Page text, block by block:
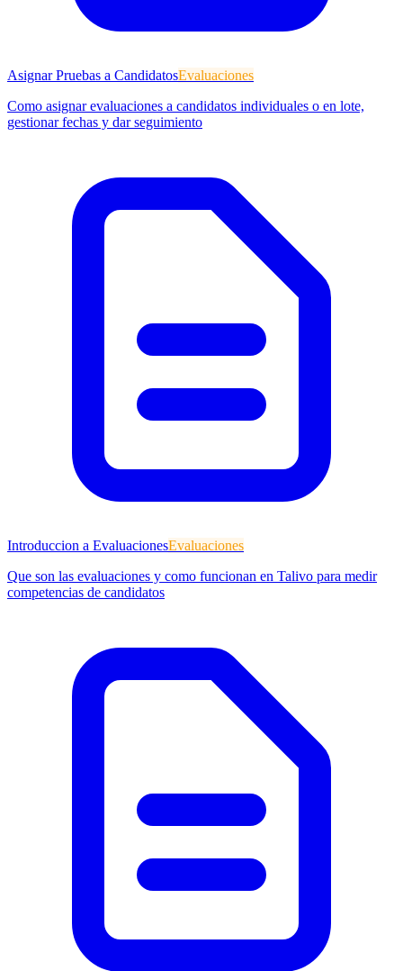
Asignar Pruebas a CandidatosEvaluaciones
Como asignar evaluaciones a candidatos individuales o en lote,
gestionar fechas y dar seguimiento
Introduccion a EvaluacionesEvaluaciones
Que son las evaluaciones y como funcionan en Talivo para medir
competencias de candidatos